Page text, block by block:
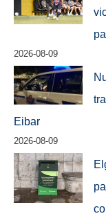
2026-08-09
Eibar
2026-08-09